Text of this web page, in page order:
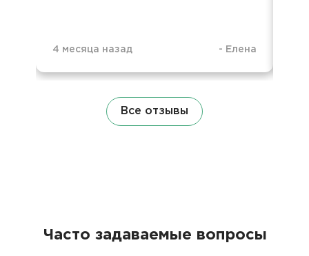
4 месяца назад - Елена
Все отзывы
Часто задаваемые вопросы